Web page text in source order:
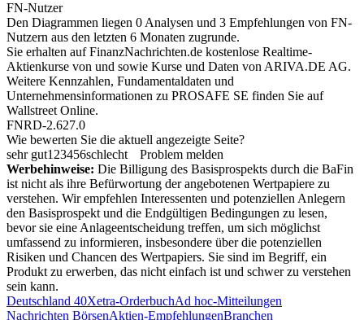
FN-Nutzer
Den Diagrammen liegen 0 Analysen und 3 Empfehlungen von FN-
Nutzern aus den letzten 6 Monaten zugrunde.
Sie erhalten auf FinanzNachrichten.de kostenlose Realtime-
Aktienkurse von und sowie Kurse und Daten von ARIVA.DE AG.
Weitere Kennzahlen, Fundamentaldaten und
Unternehmensinformationen zu PROSAFE SE finden Sie auf
Wallstreet Online.
FNRD-2.627.0
Wie bewerten Sie die aktuell angezeigte Seite?
sehr gut1 23456schlecht
Problem melden
Werbehinweise: Die Billigung des Basisprospekts durch die BaFin
ist nicht als ihre Befürwortung der angebotenen Wertpapiere zu
verstehen. Wir empfehlen Interessenten und potenziellen Anlegern
den Basisprospekt und die Endgültigen Bedingungen zu lesen,
bevor sie eine Anlageentscheidung treffen, um sich möglichst
umfassend zu informieren, insbesondere über die potenziellen
Risiken und Chancen des Wertpapiers. Sie sind im Begriff, ein
Produkt zu erwerben, das nicht einfach ist und schwer zu verstehen
sein kann.
Deutschland 40Xetra-OrderbuchAd hoc-Mitteilungen
Nachrichten BörsenAktien-EmpfehlungenBranchen